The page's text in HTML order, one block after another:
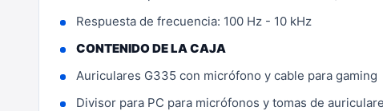
Respuesta de frecuencia: 100 Hz - 10 kHz
CONTENIDO DE LA CAJA
Auriculares G335 con micrófono y cable para gaming
Divisor para PC para micrófonos y tomas de